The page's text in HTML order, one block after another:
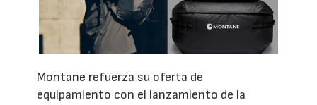
Montane refuerza su oferta de
equipamiento con el lanzamiento de la